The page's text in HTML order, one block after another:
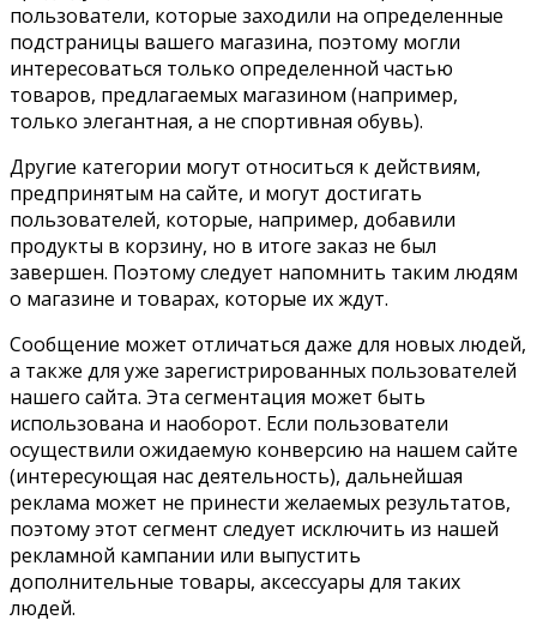
пользователи, которые заходили на определенные
подстраницы вашего магазина, поэтому могли
интересоваться только определенной частью
товаров, предлагаемых магазином (например,
только элегантная, а не спортивная обувь).
Другие категории могут относиться к действиям,
предпринятым на сайте, и могут достигать
пользователей, которые, например, добавили
продукты в корзину, но в итоге заказ не был
завершен. Поэтому следует напомнить таким людям
о магазине и товарах, которые их ждут.
Сообщение может отличаться даже для новых людей,
а также для уже зарегистрированных пользователей
нашего сайта. Эта сегментация может быть
использована и наоборот. Если пользователи
осуществили ожидаемую конверсию на нашем сайте
(интересующая нас деятельность), дальнейшая
реклама может не принести желаемых результатов,
поэтому этот сегмент следует исключить из нашей
рекламной кампании или выпустить
дополнительные товары, аксессуары для таких
людей.